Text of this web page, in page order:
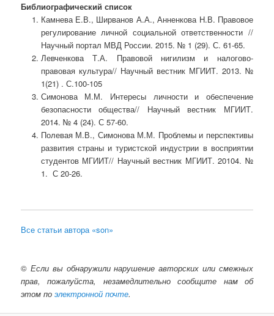
Библиографический список
Камнева Е.В., Ширванов А.А., Анненкова Н.В. Правовое
регулирование личной социальной ответственности //
Научный портал МВД России. 2015. № 1 (29). С. 61-65.
Левченкова Т.А. Правовой нигилизм и налогово-
правовая культура// Научный вестник МГИИТ. 2013. №
1(21) . С.100-105
Симонова М.М. Интересы личности и обеспечение
безопасности общества// Научный вестник МГИИТ.
2014. № 4 (24). С 57-60.
Полевая М.В., Симонова М.М. Проблемы и перспективы
развития страны и туристской индустрии в восприятии
студентов МГИИТ// Научный вестник МГИИТ. 20104. №
1. С 20-26.
Все статьи автора «son»
© Если вы обнаружили нарушение авторских или смежных
прав, пожалуйста, незамедлительно сообщите нам об
этом поэлектронной почте.